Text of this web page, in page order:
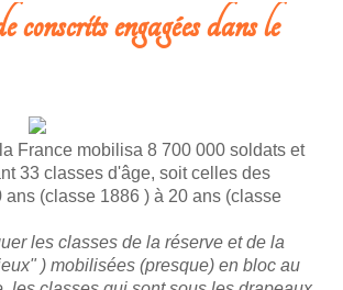
conscrits engagées dans le
la France mobilisa 8 700 000 soldats et
33 classes d'âge, soit celles des
ans (classe 1886 ) à 20 ans (classe
les classes de la réserve et de la
) mobilisées (presque) en bloc au